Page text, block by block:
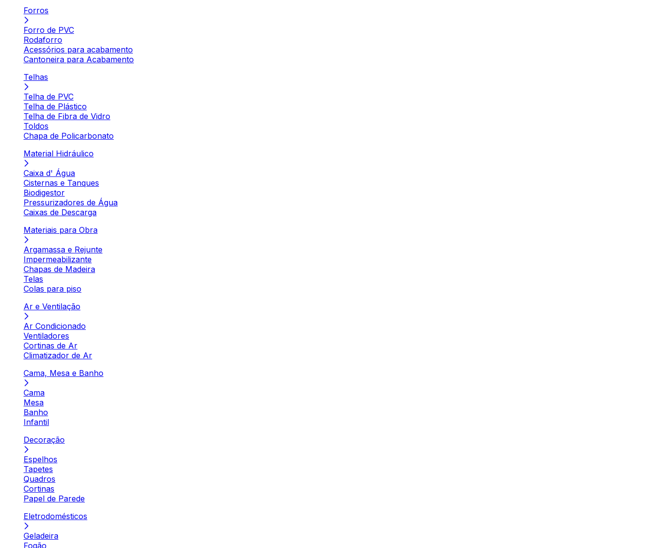
Forros
Forro de PVC
Rodaforro
Acessórios para acabamento
Cantoneira para Acabamento
Telhas
Telha de PVC
Telha de Plástico
Telha de Fibra de Vidro
Toldos
Chapa de Policarbonato
Material Hidráulico
Caixa d' Água
Cisternas e Tanques
Biodigestor
Pressurizadores de Água
Caixas de Descarga
Materiais para Obra
Argamassa e Rejunte
Impermeabilizante
Chapas de Madeira
Telas
Colas para piso
Ar e Ventilação
Ar Condicionado
Ventiladores
Cortinas de Ar
Climatizador de Ar
Cama, Mesa e Banho
Cama
Mesa
Banho
Infantil
Decoração
Espelhos
Tapetes
Quadros
Cortinas
Papel de Parede
Eletrodomésticos
Geladeira
Fogão